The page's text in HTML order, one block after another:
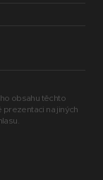
obsahu těchto
prezentaci na jiných